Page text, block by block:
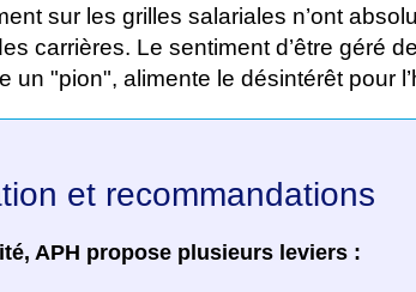
sur les grilles salariales n’ont
carrières. Le sentiment d’être géré
un "pion", alimente le désintérêt pour
et recommandations
APH propose plusieurs leviers :